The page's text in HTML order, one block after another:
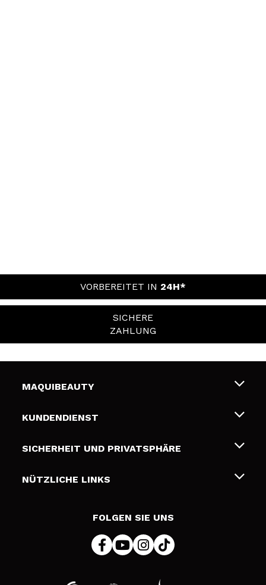
VORBEREITET IN 24H*
SICHERE
ZAHLUNG
MAQUIBEAUTY
Über uns
Geschenkkarten
KUNDENDIENST
Liefer- und Versandkosten
Zahlung
SICHERHEIT UND PRIVATSPHÄRE
Bedingungen und Datenschutz
NÜTZLICHE LINKS
FOLGEN SIE UNS